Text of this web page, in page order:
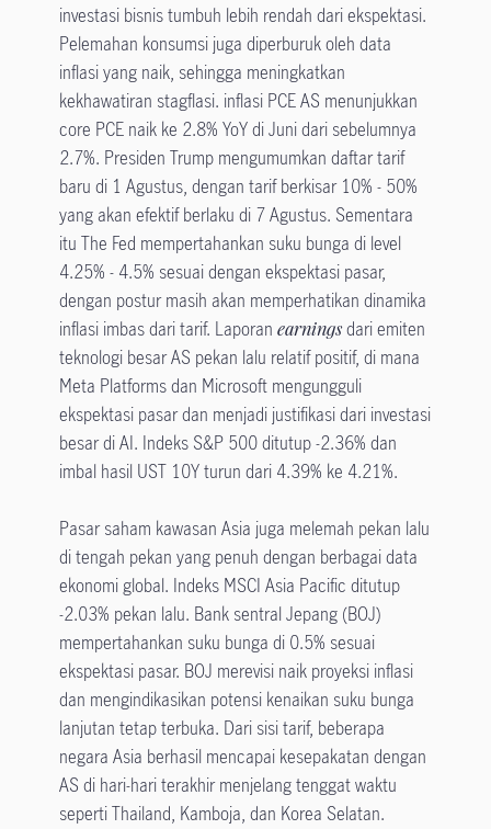
investasi bisnis tumbuh lebih rendah dari ekspektasi.
Pelemahan konsumsi juga diperburuk oleh data
inflasi yang naik, sehingga meningkatkan
kekhawatiran stagflasi. inflasi PCE AS menunjukkan
core PCE naik ke 2.8% YoY di Juni dari sebelumnya
2.7%. Presiden Trump mengumumkan daftar tarif
baru di 1 Agustus, dengan tarif berkisar 10% - 50%
yang akan efektif berlaku di 7 Agustus. Sementara
itu The Fed mempertahankan suku bunga di level
4.25% - 4.5% sesuai dengan ekspektasi pasar,
dengan postur masih akan memperhatikan dinamika
inflasi imbas dari tarif. Laporan earningsdari emiten
teknologi besar AS pekan lalu relatif positif, di mana
Meta Platforms dan Microsoft mengungguli
ekspektasi pasar dan menjadi justifikasi dari investasi
besar di AI. Indeks S&P 500 ditutup -2.36% dan
imbal hasil UST 10Y turun dari 4.39% ke 4.21%.
Pasar saham kawasan Asia juga melemah pekan lalu
di tengah pekan yang penuh dengan berbagai data
ekonomi global. Indeks MSCI Asia Pacific ditutup
-2.03% pekan lalu. Bank sentral Jepang (BOJ)
mempertahankan suku bunga di 0.5% sesuai
ekspektasi pasar. BOJ merevisi naik proyeksi inflasi
dan mengindikasikan potensi kenaikan suku bunga
lanjutan tetap terbuka. Dari sisi tarif, beberapa
negara Asia berhasil mencapai kesepakatan dengan
AS di hari-hari terakhir menjelang tenggat waktu
seperti Thailand, Kamboja, dan Korea Selatan.